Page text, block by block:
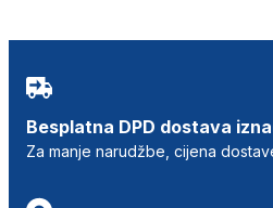
Besplatna DPD dostava
Za manje narudžbe, cijena